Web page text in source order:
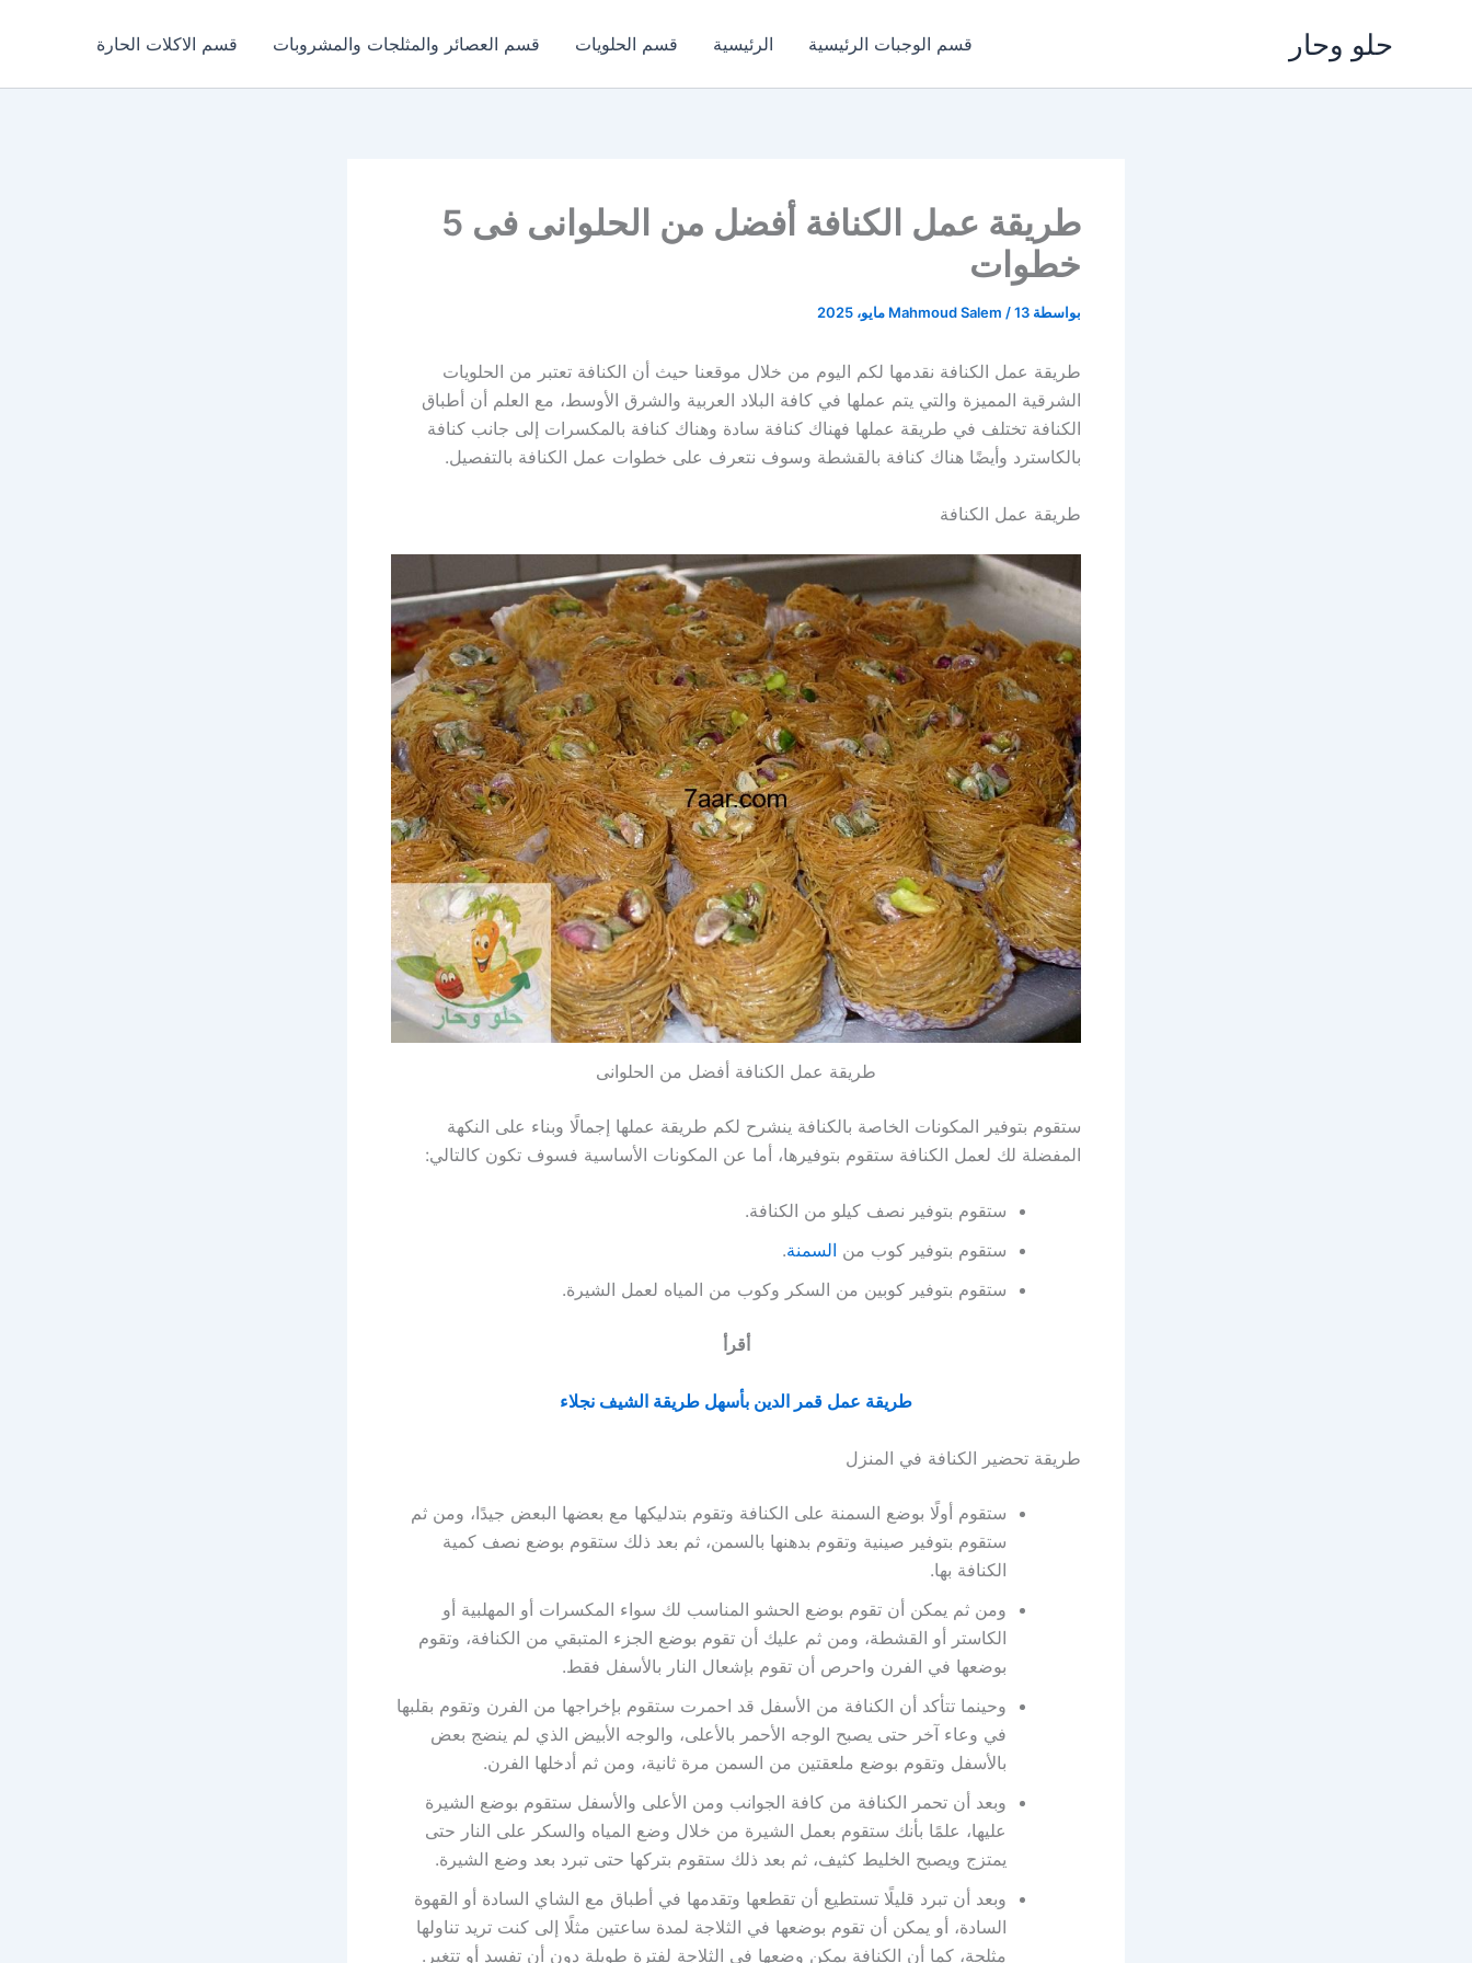
حلو وحار قسم الوجبات الرئيسية الرئيسية قسم الحلويات قسم العصائر والمثلجات والمشروبات قسم الاكلات الحارة
طريقة عمل الكنافة أفضل من الحلوانى فى 5
خطوات
بواسطة Mahmoud Salem /13 مايو، 2025
طريقة عمل الكنافة نقدمها لكم اليوم من خلال موقعنا حيث أن الكنافة تعتبر من الحلويات
الشرقية المميزة والتي يتم عملها في كافة البلاد العربية والشرق الأوسط، مع العلم أن أطباق
الكنافة تختلف في طريقة عملها فهناك كنافة سادة وهناك كنافة بالمكسرات إلى جانب كنافة
بالكاسترد وأيضًا هناك كنافة بالقشطة وسوف نتعرف على خطوات عمل الكنافة بالتفصيل.
طريقة عمل الكنافة
طريقة عمل الكنافة أفضل من الحلوانى
ستقوم بتوفير المكونات الخاصة بالكنافة ينشرح لكم طريقة عملها إجمالًا وبناء على النكهة
المفضلة لك لعمل الكنافة ستقوم بتوفيرها، أما عن المكونات الأساسية فسوف تكون كالتالي:
ستقوم بتوفير نصف كيلو من الكنافة.
ستقوم بتوفير كوب من السمنة.
ستقوم بتوفير كوبين من السكر وكوب من المياه لعمل الشيرة.
أقرأ
طريقة عمل قمر الدين بأسهل طريقة الشيف نجلاء
طريقة تحضير الكنافة في المنزل
ستقوم أولًا بوضع السمنة على الكنافة وتقوم بتدليكها مع بعضها البعض جيدًا، ومن ثم
ستقوم بتوفير صينية وتقوم بدهنها بالسمن، ثم بعد ذلك ستقوم بوضع نصف كمية
الكنافة بها.
ومن ثم يمكن أن تقوم بوضع الحشو المناسب لك سواء المكسرات أو المهلبية أو
الكاستر أو القشطة، ومن ثم عليك أن تقوم بوضع الجزء المتبقي من الكنافة، وتقوم
بوضعها في الفرن واحرص أن تقوم بإشعال النار بالأسفل فقط.
وحينما تتأكد أن الكنافة من الأسفل قد احمرت ستقوم بإخراجها من الفرن وتقوم بقلبها
في وعاء آخر حتى يصبح الوجه الأحمر بالأعلى، والوجه الأبيض الذي لم ينضج بعض
بالأسفل وتقوم بوضع ملعقتين من السمن مرة ثانية، ومن ثم أدخلها الفرن.
وبعد أن تحمر الكنافة من كافة الجوانب ومن الأعلى والأسفل ستقوم بوضع الشيرة
عليها، علمًا بأنك ستقوم بعمل الشيرة من خلال وضع المياه والسكر على النار حتى
يمتزج ويصبح الخليط كثيف، ثم بعد ذلك ستقوم بتركها حتى تبرد بعد وضع الشيرة.
وبعد أن تبرد قليلًا تستطيع أن تقطعها وتقدمها في أطباق مع الشاي السادة أو القهوة
السادة، أو يمكن أن تقوم بوضعها في الثلاجة لمدة ساعتين مثلًا إلى كنت تريد تناولها
مثلجة، كما أن الكنافة يمكن وضعها في الثلاجة لفترة طويلة دون أن تفسد أو تتغير.